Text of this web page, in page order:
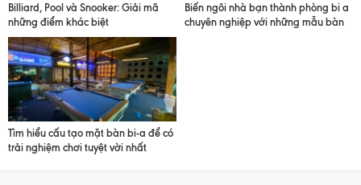
Billiard, Pool và Snooker: Giải mã
những điểm khác biệt
Biến ngôi nhà bạn thành phòng bi a
chuyên nghiệp với những mẫu bàn
Tìm hiểu cấu tạo mặt bàn bi-a để có
trải nghiệm chơi tuyệt vời nhất